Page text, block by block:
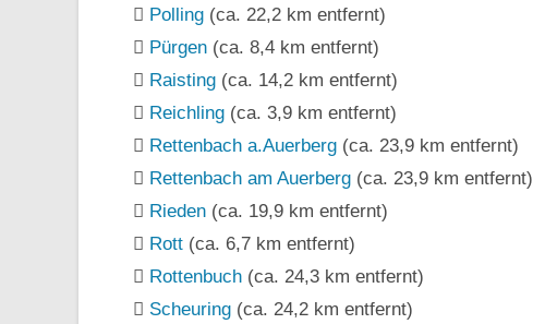
Polling (ca. 22,2 km entfernt)
Pürgen (ca. 8,4 km entfernt)
Raisting (ca. 14,2 km entfernt)
Reichling (ca. 3,9 km entfernt)
Rettenbach a.Auerberg (ca. 23,9 km entfernt)
Rettenbach am Auerberg (ca. 23,9 km entfernt)
Rieden (ca. 19,9 km entfernt)
Rott (ca. 6,7 km entfernt)
Rottenbuch (ca. 24,3 km entfernt)
Scheuring (ca. 24,2 km entfernt)